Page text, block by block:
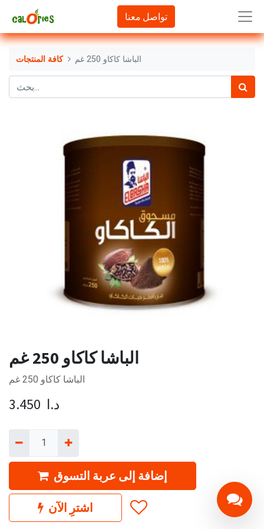
تواصل معنا
كافة المنتجات الباشا كاكاو 250 غم
الباشا كاكاو 250 غم
الباشا كاكاو 250 غم
3.450 د.ا
إضافة إلى عربة التسوق
اشترِ الآن